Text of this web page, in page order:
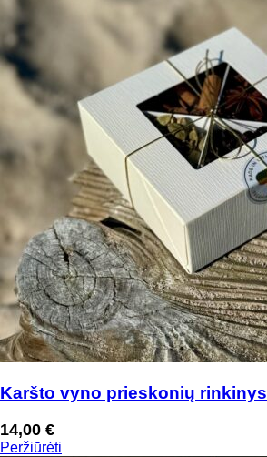
Karšto vyno prieskonių rinkinys
14,00 €
Peržiūrėti